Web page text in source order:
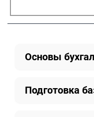
Основы
План счетов,
Подготовка